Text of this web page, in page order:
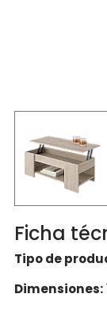
Ficha
Tipo de
Dimensiones: